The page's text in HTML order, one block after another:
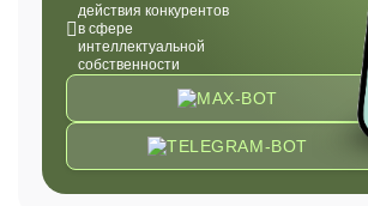
действия конкурентов
в сфере
интеллектуальной
собственности
MAX-BOT
TELEGRAM-BOT